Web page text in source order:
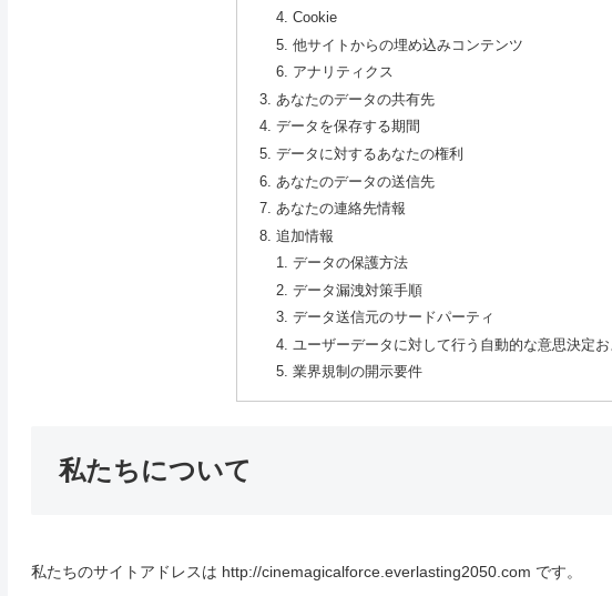
Cookie
他サイトからの埋め込みコンテンツ
アナリティクス
あなたのデータの共有先
データを保存する期間
データに対するあなたの権利
あなたのデータの送信先
あなたの連絡先情報
追加情報
データの保護方法
データ漏洩対策手順
データ送信元のサードパーティ
ユーザーデータに対して行う自動的な意思決定
業界規制の開示要件
私たちについて
私たちのサイトアドレスは http://cinemagicalforce.everlasting2050.com です。